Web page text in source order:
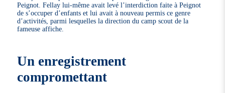
Peignot. Fellay lui-même avait levé l’interdiction faite à Peignot
de s’occuper d’enfants et lui avait à nouveau permis ce genre
d’activités, parmi lesquelles la direction du camp scout de la
fameuse affiche.
Un enregistrement
compromettant